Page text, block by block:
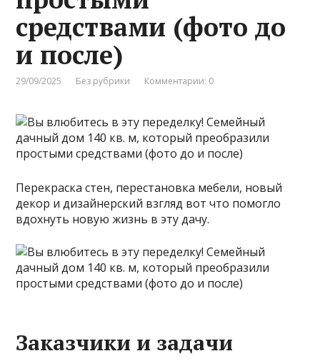
средствами (фото до
и после)
29/09/2025 Без рубрики Комментарии: 0
Перекраска стен, перестановка мебели, новый
декор и дизайнерский взгляд вот что помогло
вдохнуть новую жизнь в эту дачу.
Заказчики и задачи